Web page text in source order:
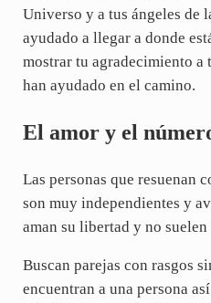
Universo y a tus ángeles de
ayudado a llegar a donde
mostrar tu agradecimiento a
han ayudado en el camino.
El amor y el
Las personas que resuenan
son muy independientes y
aman su libertad y no
Buscan parejas con rasgos
encuentran a una persona